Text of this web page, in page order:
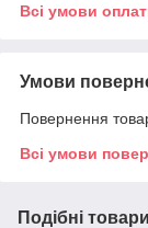
Всі умови
Умови
Повернення
Всі умови
Подібні